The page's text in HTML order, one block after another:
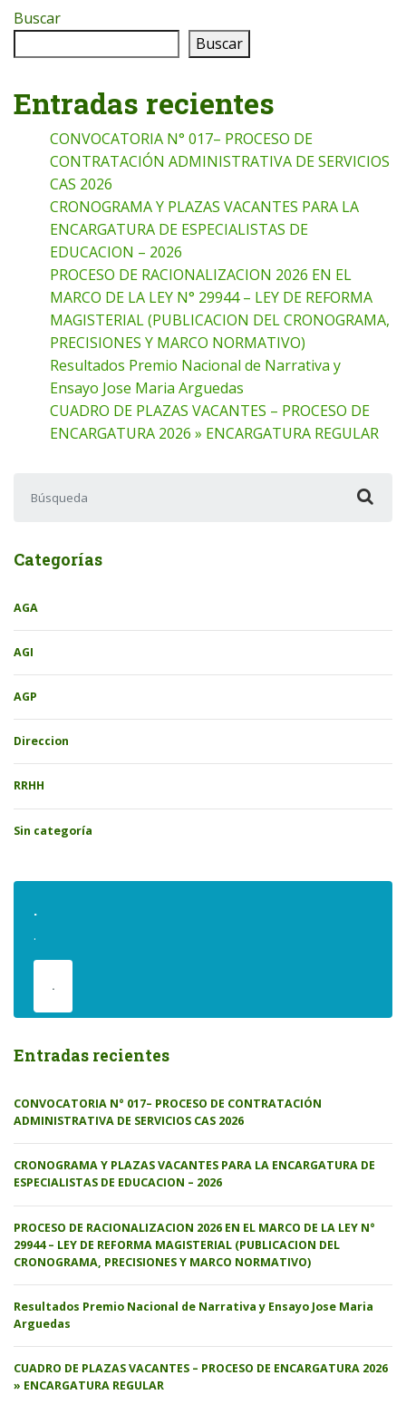
Buscar
Buscar
Entradas recientes
CONVOCATORIA N° 017– PROCESO DE
CONTRATACIÓN ADMINISTRATIVA DE SERVICIOS
CAS 2026
CRONOGRAMA Y PLAZAS VACANTES PARA LA
ENCARGATURA DE ESPECIALISTAS DE
EDUCACION – 2026
PROCESO DE RACIONALIZACION 2026 EN EL
MARCO DE LA LEY N° 29944 – LEY DE REFORMA
MAGISTERIAL (PUBLICACION DEL CRONOGRAMA,
PRECISIONES Y MARCO NORMATIVO)
Resultados Premio Nacional de Narrativa y
Ensayo Jose Maria Arguedas
CUADRO DE PLAZAS VACANTES – PROCESO DE
ENCARGATURA 2026 » ENCARGATURA REGULAR
Categorías
AGA
AGI
AGP
Direccion
RRHH
Sin categoría
.
.
.
Entradas recientes
CONVOCATORIA N° 017– PROCESO DE CONTRATACIÓN
ADMINISTRATIVA DE SERVICIOS CAS 2026
CRONOGRAMA Y PLAZAS VACANTES PARA LA ENCARGATURA DE
ESPECIALISTAS DE EDUCACION – 2026
PROCESO DE RACIONALIZACION 2026 EN EL MARCO DE LA LEY N°
29944 – LEY DE REFORMA MAGISTERIAL (PUBLICACION DEL
CRONOGRAMA, PRECISIONES Y MARCO NORMATIVO)
Resultados Premio Nacional de Narrativa y Ensayo Jose Maria
Arguedas
CUADRO DE PLAZAS VACANTES – PROCESO DE ENCARGATURA 2026
» ENCARGATURA REGULAR